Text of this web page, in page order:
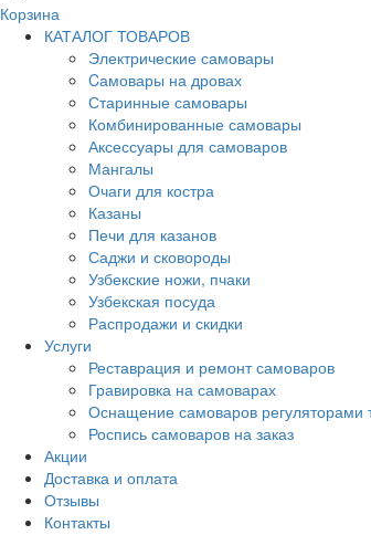
Корзина
КАТАЛОГ ТОВАРОВ
Электрические самовары
Cамовары на дровах
Старинные самовары
Комбинированные самовары
Аксессуары для самоваров
Мангалы
Очаги для костра
Казаны
Печи для казанов
Саджи и сковороды
Узбекские ножи, пчаки
Узбекская посуда
Распродажи и скидки
Услуги
Реставрация и ремонт самоваров
Гравировка на самоварах
Оснащение самоваров регуляторами
Роспись самоваров на заказ
Акции
Доставка и оплата
Отзывы
Контакты